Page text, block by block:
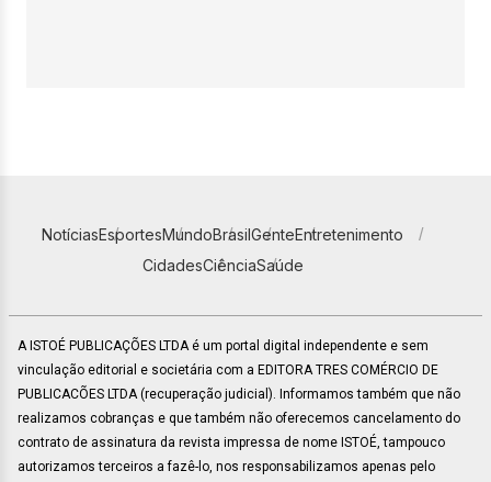
NotíciasEsportesMundoBrasilGenteEntretenimento
CidadesCiênciaSaúde
A ISTOÉ PUBLICAÇÕES LTDA é um portal digital independente e sem
vinculação editorial e societária com a EDITORA TRES COMÉRCIO DE
PUBLICACÕES LTDA (recuperação judicial). Informamos também que não
realizamos cobranças e que também não oferecemos cancelamento do
contrato de assinatura da revista impressa de nome ISTOÉ, tampouco
autorizamos terceiros a fazê-lo, nos responsabilizamos apenas pelo